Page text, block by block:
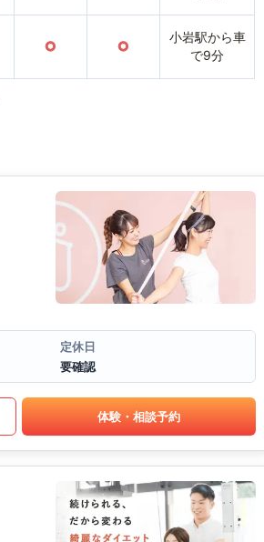
○ ○
小岩駅から車
で9分
定休日
要確認
体験・相談予約